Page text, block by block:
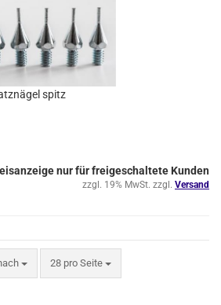
spitz
nur für freigeschaltete Kunden
zzgl. 19% MwSt. zzgl. Versand
28 pro Seite
pro Seite